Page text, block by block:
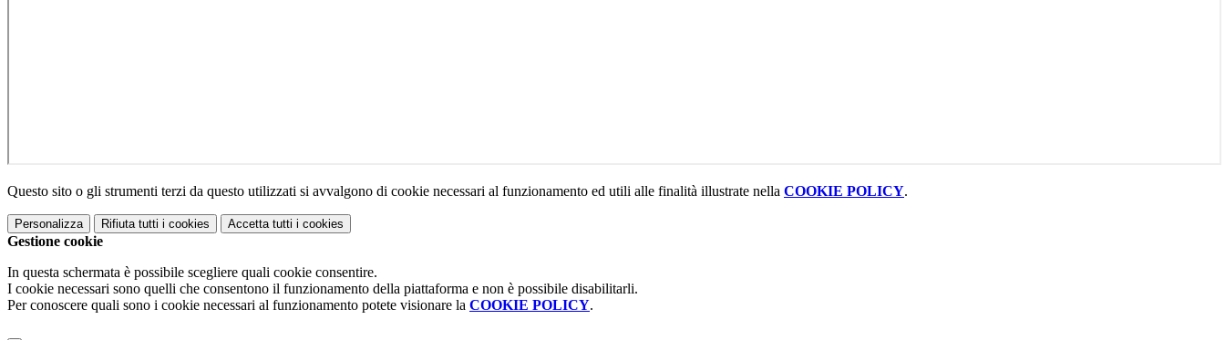
Questo sito o gli strumenti terzi da questo utilizzati si avvalgono di cookie necessari al funzionamento ed utili alle finalità illustrate nella COOKIE POLICY.
Personalizza Rifiuta tutti i cookies Accetta tutti i cookies
Gestione cookie
In questa schermata è possibile scegliere quali cookie consentire.
I cookie necessari sono quelli che consentono il funzionamento della piattaforma e non è possibile disabilitarli.
Per conoscere quali sono i cookie necessari al funzionamento potete visionare la COOKIE POLICY.